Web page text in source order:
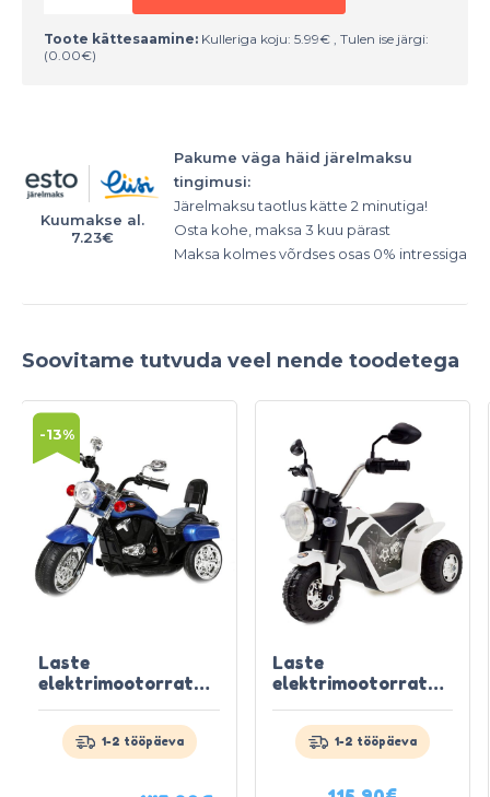
Toote kättesaamine: Kulleriga koju: 5.99€ , Tulen ise järgi:
(0.00€)
Kuumakse al.
7.23€
Pakume väga häid järelmaksu
tingimusi:
Järelmaksu taotlus kätte 2 minutiga!
Osta kohe, maksa 3 kuu pärast
Maksa kolmes võrdses osas 0% intressiga
Soovitame tutvuda veel nende toodetega
-13%
Laste
elektrimootorratas
– Chopper X sinine
1-2 tööpäeva
Laste
elektrimootorratas
– Chopper Light
1-2 tööpäeva